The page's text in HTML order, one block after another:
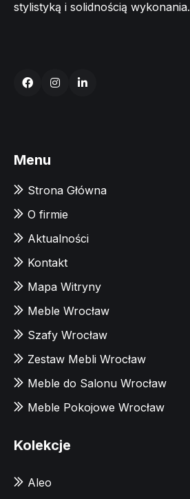
stylistyką i solidnością wykonania.
Menu
Strona Główna
O firmie
Aktualności
Kontakt
Mapa Witryny
Meble Wrocław
Szafy Wrocław
Zestaw Mebli Wrocław
Meble do Salonu Wrocław
Meble Pokojowe Wrocław
Kolekcje
Aleo